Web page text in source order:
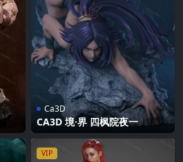
Ca3D
CA3D 境·界 四枫院夜一
VIP